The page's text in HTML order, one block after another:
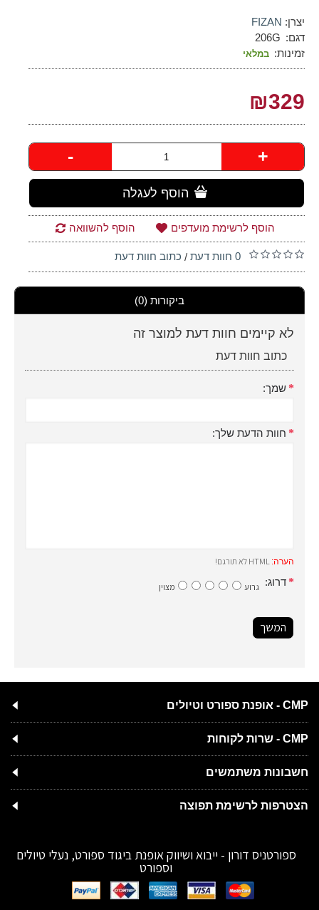
יצרן: FIZAN
דגם: 206G
זמינות: במלאי
₪329
- +
הוסף לעגלה
הוסף לרשימת מועדפים הוסף להשוואה
0 חוות דעת / כתוב חוות דעת
ביקורות (0)
לא קיימים חוות דעת למוצר זה
כתוב חוות דעת
שמך:
חוות הדעת שלך:
הערה:
דרוג: גרוע מצוין
המשך
CMP - אופנת ספורט וטיולים
CMP - שרות לקוחות
חשבונות משתמשים
הצטרפות לרשימת תפוצה
ספורטניס דורון - ייבוא ושיווק אופנת ביגוד ספורט, נעלי טיולים
וספורט